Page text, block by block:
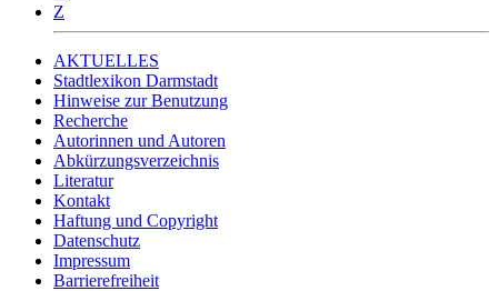
Z
AKTUELLES
Stadtlexikon Darmstadt
Hinweise zur Benutzung
Recherche
Autorinnen und Autoren
Abkürzungsverzeichnis
Literatur
Kontakt
Haftung und Copyright
Datenschutz
Impressum
Barrierefreiheit